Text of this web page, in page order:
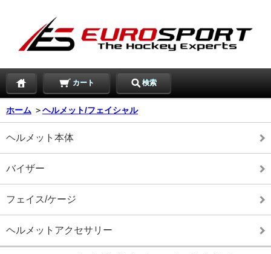
カート 検索
ホーム ＞ヘルメット/フェイシャル
ヘルメット本体
バイザー
フェイス/ケージ
ヘルメットアクセサリー